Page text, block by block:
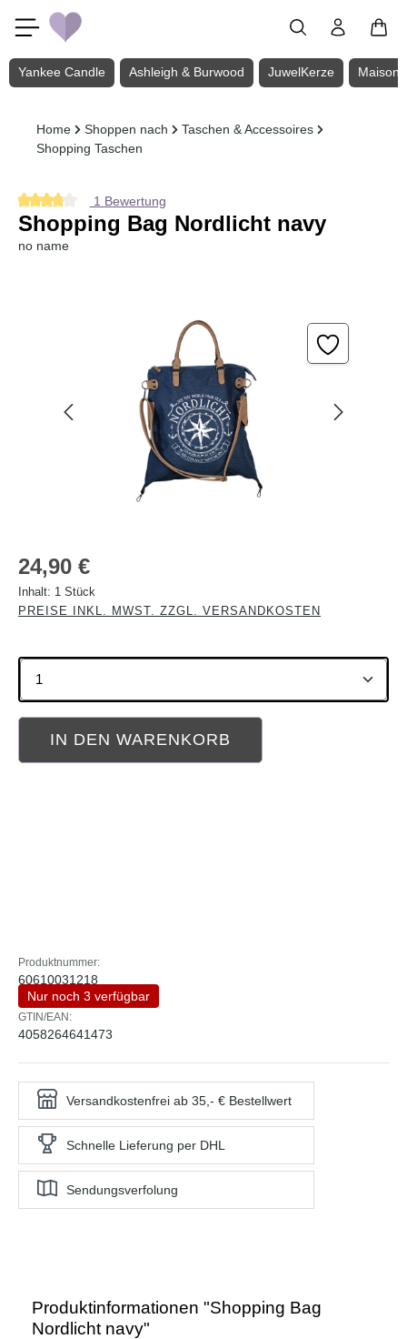
Zum Hauptinhalt springen
Yankee Candle Ashleigh & Burwood JuwelKerze Maison
Home Shoppen nach
Taschen & Accessoires
Shopping Taschen
Durchschnittliche Bewertung von 4 von 5 Sternen
1 Bewertung
Shopping Bag Nordlicht navy
no name
Regulärer Preis:
24,90 €
Inhalt: 1 Stück
PREISE INKL. MWST. ZZGL. VERSANDKOSTEN
Produkt Anzahl: Gib den gewünschten Wert ein
IN DEN WARENKORB
Produktnummer:
60610031218
Nur noch 3 verfügbar
GTIN/EAN:
4058264641473
Versandkostenfrei ab 35,- € Bestellwert
Schnelle Lieferung per DHL
Sendungsverfolung
Produktinformationen "Shopping Bag
Nordlicht navy"